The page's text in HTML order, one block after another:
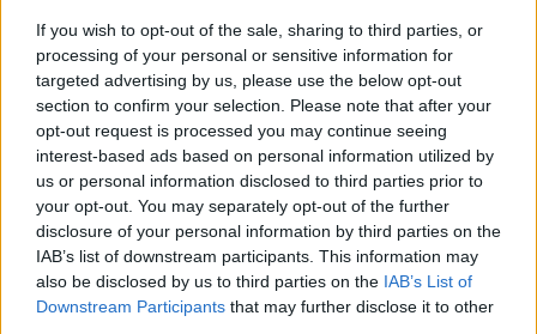
If you wish to opt-out of the sale, sharing to third parties, or
processing of your personal or sensitive information for
targeted advertising by us, please use the below opt-out
section to confirm your selection. Please note that after your
opt-out request is processed you may continue seeing
interest-based ads based on personal information utilized by
us or personal information disclosed to third parties prior to
your opt-out. You may separately opt-out of the further
disclosure of your personal information by third parties on the
IAB’s list of downstream participants. This information may
also be disclosed by us to third parties on the IAB’s List of
Downstream Participants that may further disclose it to other
er at nordmennene trener best. Men han ønsker
også forandringer som Vermeulen og viser til
verdenscupen i Tallinn der alle fikk samme
smøring forrige sesong.
– Jeg tror kanskje det er veien å gå. Når de har de
beste løperne og bedre ski, så blir det vanskelig for
mindre nasjoner å konkurrere, sier ”Mussy” til
Nettavisen.
Monsen holder ikke med